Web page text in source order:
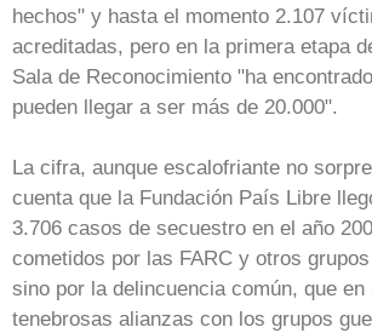
hechos" y hasta el momento 2.107
acreditadas, pero en la primera etapa
Sala de Reconocimiento "ha
pueden llegar a ser más de 20.000".
La cifra, aunque escalofriante no
cuenta que la Fundación País Libre
3.706 casos de secuestro en el año
cometidos por las FARC y otros
sino por la delincuencia común, que
tenebrosas alianzas con los grupos